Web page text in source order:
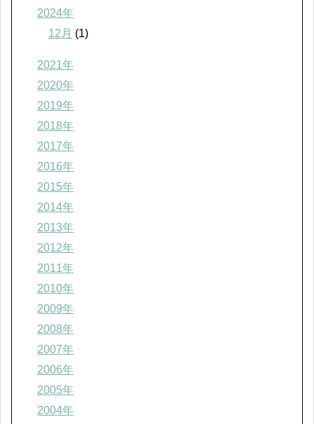
2024年
12月 (1)
2021年
2020年
2019年
2018年
2017年
2016年
2015年
2014年
2013年
2012年
2011年
2010年
2009年
2008年
2007年
2006年
2005年
2004年